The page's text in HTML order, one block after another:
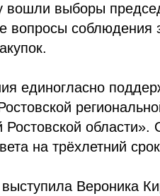
вошли выборы
вопросы соблюдения
единогласно
Ростовской
на трёхлетний
Вероника